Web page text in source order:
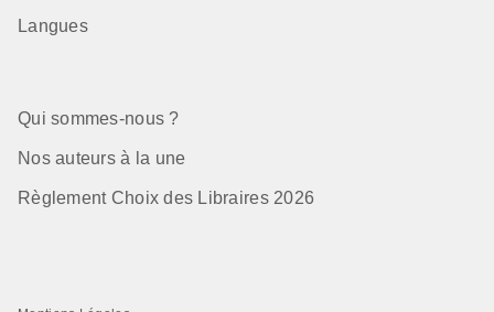
Langues
Qui sommes-nous ?
Nos auteurs à la une
Règlement Choix des Libraires 2026